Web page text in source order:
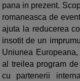
pana in prezent.
romaneasca de
ajuta la reducerea
insotit de un
Uniunea
al treilea program
cu partenerii